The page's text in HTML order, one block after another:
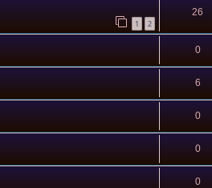
1 2
26
0
6
0
0
0